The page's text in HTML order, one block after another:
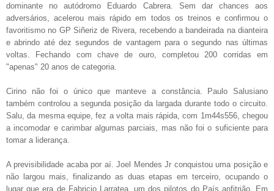
dominante no autódromo Eduardo Cabrera. Sem dar chances aos
adversários, acelerou mais rápido em todos os treinos e confirmou o
favoritismo no GP Siñeriz de Rivera, recebendo a bandeirada na dianteira
e abrindo até dez segundos de vantagem para o segundo nas últimas
voltas. Fechando com chave de ouro, completou 200 corridas em
"apenas" 20 anos de categoria.
Cirino não foi o único que manteve a constância. Paulo Salusiano
também controlou a segunda posição da largada durante todo o circuito.
Salu, da mesma equipe, fez a volta mais rápida, com 1m44s556, chegou
a incomodar e carimbar algumas parciais, mas não foi o suficiente para
tomar a liderança.
A previsibilidade acaba por aí. Joel Mendes Jr conquistou uma posição e
não largou mais, finalizando as duas etapas em terceiro, ocupando o
lugar que era de Fabricio Larratea, um dos pilotos do País anfitrião. Em